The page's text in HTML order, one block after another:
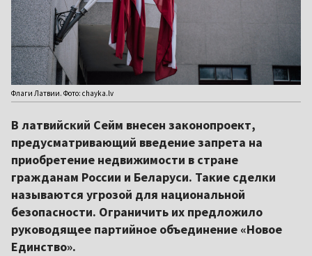
Флаги Латвии. Фото: chayka.lv
В латвийский Сейм внесен законопроект,
предусматривающий введение запрета на
приобретение недвижимости в стране
гражданам России и Беларуси. Такие сделки
называются угрозой для национальной
безопасности. Ограничить их предложило
руководящее партийное объединение «Новое
Единство».